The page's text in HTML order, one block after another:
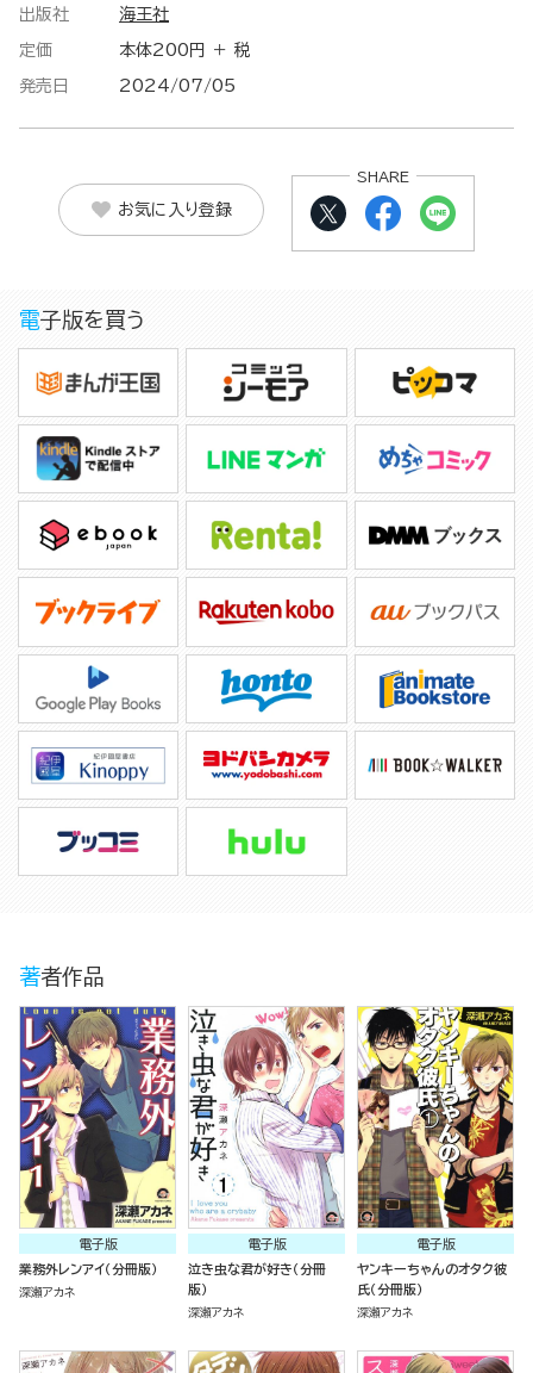
出版社 海王社
定価 本体200円 ＋ 税
発売日 2024/07/05
お気に入り登録
SHARE
電子版を買う
著者作品
電子版
業務外レンアイ（分冊版）
深瀬アカネ
電子版
泣き虫な君が好き（分冊
版）
深瀬アカネ
電子版
ヤンキーちゃんのオタク彼
氏（分冊版）
深瀬アカネ